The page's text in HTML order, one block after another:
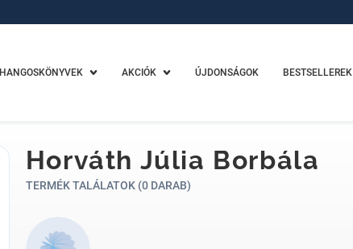
HANGOSKÖNYVEK AKCIÓK ÚJDONSÁGOK BESTSELLEREK
Horváth Júlia Borbála
TERMÉK TALÁLATOK (0 DARAB)